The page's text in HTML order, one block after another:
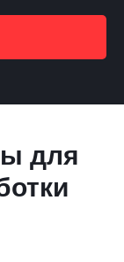
для